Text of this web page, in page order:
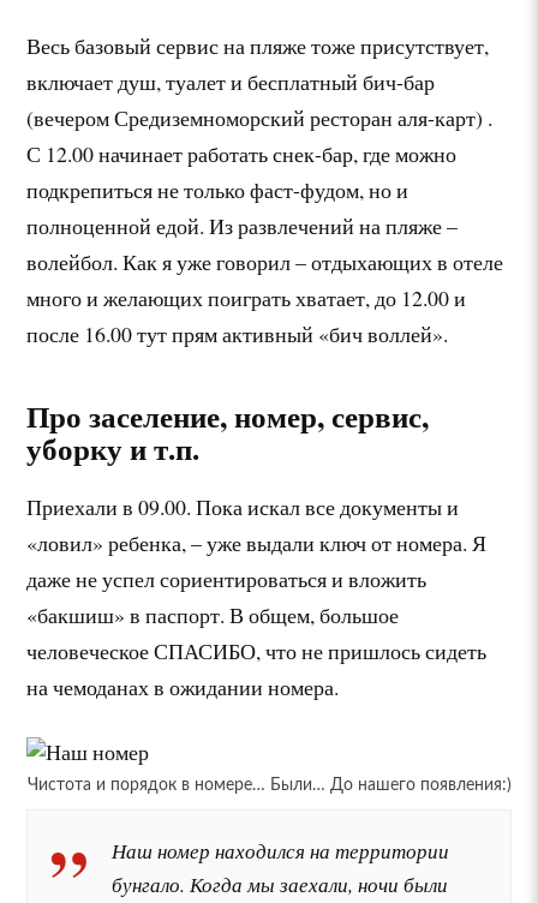
Весь базовый сервис на пляже тоже присутствует,
включает душ, туалет и бесплатный бич-бар
(вечером Средиземноморский ресторан аля-карт) .
С 12.00 начинает работать снек-бар, где можно
подкрепиться не только фаст-фудом, но и
полноценной едой. Из развлечений на пляже –
волейбол. Как я уже говорил – отдыхающих в отеле
много и желающих поиграть хватает, до 12.00 и
после 16.00 тут прям активный «бич воллей».
Про заселение, номер, сервис,
уборку и т.п.
Приехали в 09.00. Пока искал все документы и
«ловил» ребенка, – уже выдали ключ от номера. Я
даже не успел сориентироваться и вложить
«бакшиш» в паспорт. В общем, большое
человеческое СПАСИБО, что не пришлось сидеть
на чемоданах в ожидании номера.
Чистота и порядок в номере… Были… До нашего появления:)
Наш номер находился на территории
бунгало. Когда мы заехали, ночи были